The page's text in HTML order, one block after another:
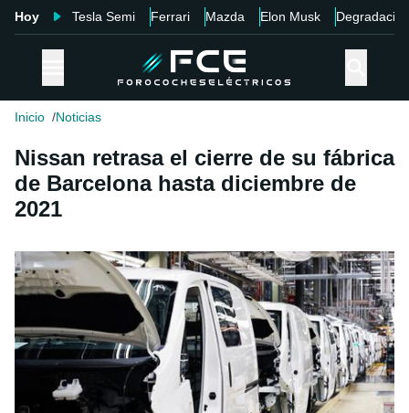
Hoy Tesla Semi Ferrari Mazda Elon Musk Degradación
Inicio Noticias
Nissan retrasa el cierre de su fábrica
de Barcelona hasta diciembre de
2021